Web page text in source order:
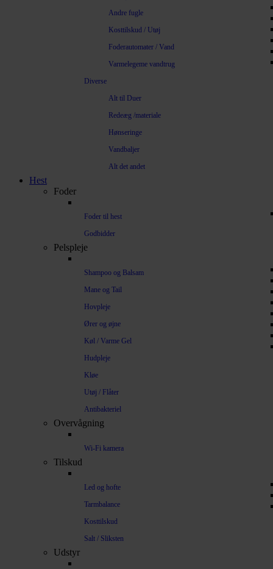
Andre fugle
Kosttilskud / Utøj
Foderautomater / Vand
Varmelegeme vandtrug
Diverse
Alt til Duer
Redeæg /materiale
Hønseringe
Vandbaljer
Alt det andet
Hest
Foder
Foder til hest
Godbidder
Pelspleje
Shampoo og Balsam
Mane og Tail
Hovpleje
Ører og øjne
Køl / Varme Gel
Hudpleje
Kløe
Utøj / Flåter
Antibakteriel
Overvågning
Wi-Fi kamera
Tilskud
Led og hofte
Tarmbalance
Kosttilskud
Salt / Sliksten
Udstyr